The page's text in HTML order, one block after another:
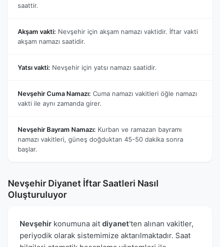
saattir.
Akşam vakti: Nevşehir için akşam namazı vaktidir. İftar vakti
akşam namazı saatidir.
Yatsı vakti: Nevşehir için yatsı namazı saatidir.
Nevşehir Cuma Namazı: Cuma namazı vakitleri öğle namazı
vakti ile aynı zamanda girer.
Nevşehir Bayram Namazı: Kurban ve ramazan bayramı
namazı vakitleri, güneş doğduktan 45-50 dakika sonra
başlar.
Nevşehir Diyanet İftar Saatleri Nasıl
Oluşturuluyor
Nevşehir konumuna ait diyanet'ten alınan vakitler,
periyodik olarak sistemimize aktarılmaktadır. Saat